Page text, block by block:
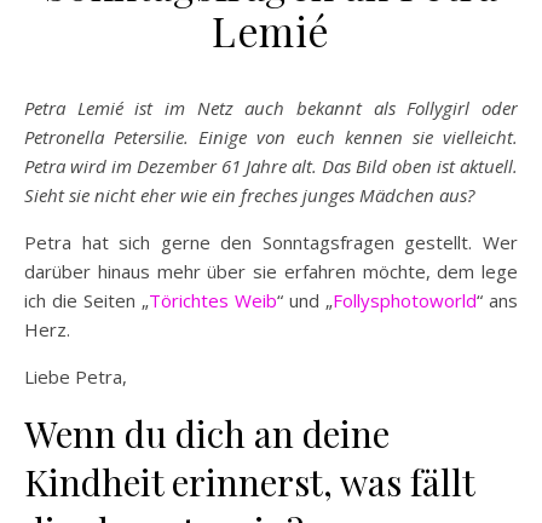
Lemié
Petra Lemié ist im Netz auch bekannt als Follygirl oder
Petronella Petersilie. Einige von euch kennen sie vielleicht.
Petra wird im Dezember 61 Jahre alt. Das Bild oben ist aktuell.
Sieht sie nicht eher wie ein freches junges Mädchen aus?
Petra hat sich gerne den Sonntagsfragen gestellt. Wer
darüber hinaus mehr über sie erfahren möchte, dem lege
ich die Seiten „Törichtes Weib“ und „Follysphotoworld“ ans
Herz.
Liebe Petra,
Wenn du dich an deine
Kindheit erinnerst, was fällt